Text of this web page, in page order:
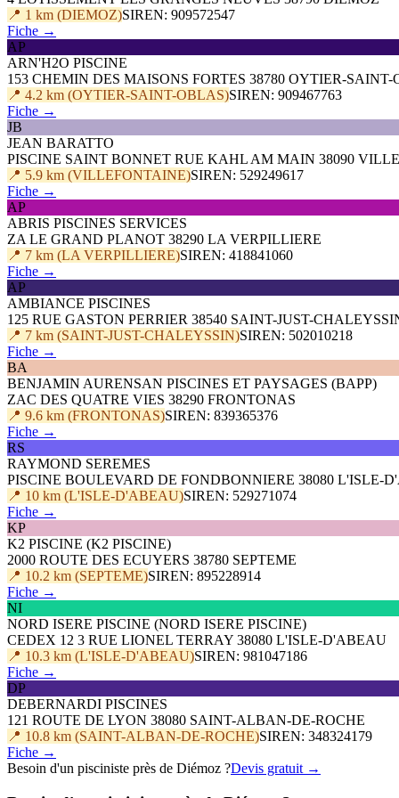
📍 1 km (DIEMOZ)SIREN: 909572547
Fiche →
AP
ARN'H2O PISCINE
153 CHEMIN DES MAISONS FORTES 38780 OYTIER-SAINT-
📍 4.2 km (OYTIER-SAINT-OBLAS)SIREN: 909467763
Fiche →
JB
JEAN BARATTO
PISCINE SAINT BONNET RUE KAHL AM MAIN 38090
📍 5.9 km (VILLEFONTAINE)SIREN: 529249617
Fiche →
AP
ABRIS PISCINES SERVICES
ZA LE GRAND PLANOT 38290 LA VERPILLIERE
📍 7 km (LA VERPILLIERE)SIREN: 418841060
Fiche →
AP
AMBIANCE PISCINES
125 RUE GASTON PERRIER 38540 SAINT-JUST-
📍 7 km (SAINT-JUST-CHALEYSSIN)SIREN: 502010218
Fiche →
BA
BENJAMIN AURENSAN PISCINES ET PAYSAGES (BAPP)
ZAC DES QUATRE VIES 38290 FRONTONAS
📍 9.6 km (FRONTONAS)SIREN: 839365376
Fiche →
RS
RAYMOND SEREMES
PISCINE BOULEVARD DE FONDBONNIERE 38080 L'ISLE-
📍 10 km (L'ISLE-D'ABEAU)SIREN: 529271074
Fiche →
KP
K2 PISCINE (K2 PISCINE)
2000 ROUTE DES ECUYERS 38780 SEPTEME
📍 10.2 km (SEPTEME)SIREN: 895228914
Fiche →
NI
NORD ISERE PISCINE (NORD ISERE PISCINE)
CEDEX 12 3 RUE LIONEL TERRAY 38080 L'ISLE-D'ABEAU
📍 10.3 km (L'ISLE-D'ABEAU)SIREN: 981047186
Fiche →
DP
DEBERNARDI PISCINES
121 ROUTE DE LYON 38080 SAINT-ALBAN-DE-ROCHE
📍 10.8 km (SAINT-ALBAN-DE-ROCHE)SIREN: 348324179
Fiche →
Besoin d'un pisciniste près de Diémoz ?Devis gratuit →